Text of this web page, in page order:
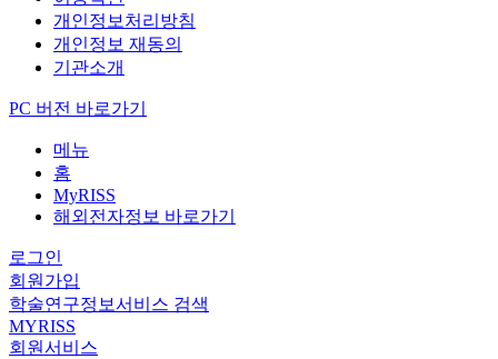
개인정보처리방침
개인정보 재동의
기관소개
PC 버전 바로가기
메뉴
홈
MyRISS
해외전자정보 바로가기
로그인
회원가입
학술연구정보서비스 검색
MYRISS
회원서비스